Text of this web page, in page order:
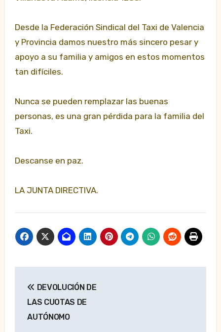
Desde la Federación Sindical del Taxi de Valencia
y Provincia damos nuestro más sincero pesar y
apoyo a su familia y amigos en estos momentos
tan difíciles.
Nunca se pueden remplazar las buenas
personas, es una gran pérdida para la familia del
Taxi.
Descanse en paz.
LA JUNTA DIRECTIVA.
de
entradas
DEVOLUCIÓN DE
LAS CUOTAS DE
AUTÓNOMO